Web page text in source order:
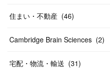
住まい・不動産 (46)
Cambridge Brain Sciences (2)
宅配・物流・輸送 (31)